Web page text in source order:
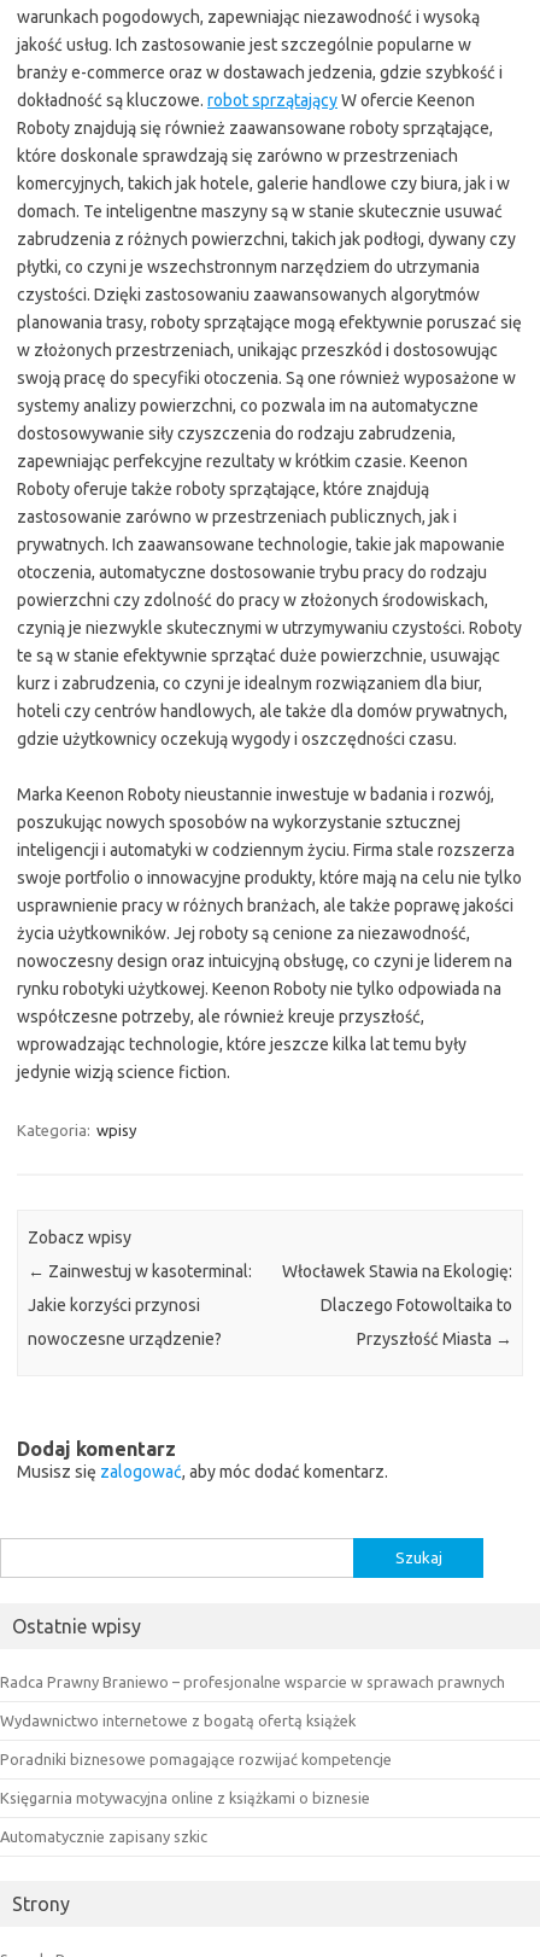
warunkach pogodowych, zapewniając niezawodność i wysoką
jakość usług. Ich zastosowanie jest szczególnie popularne w
branży e-commerce oraz w dostawach jedzenia, gdzie szybkość i
dokładność są kluczowe. robot sprzątającyW ofercie Keenon
Roboty znajdują się również zaawansowane roboty sprzątające,
które doskonale sprawdzają się zarówno w przestrzeniach
komercyjnych, takich jak hotele, galerie handlowe czy biura, jak i w
domach. Te inteligentne maszyny są w stanie skutecznie usuwać
zabrudzenia z różnych powierzchni, takich jak podłogi, dywany czy
płytki, co czyni je wszechstronnym narzędziem do utrzymania
czystości. Dzięki zastosowaniu zaawansowanych algorytmów
planowania trasy, roboty sprzątające mogą efektywnie poruszać się
w złożonych przestrzeniach, unikając przeszkód i dostosowując
swoją pracę do specyfiki otoczenia. Są one również wyposażone w
systemy analizy powierzchni, co pozwala im na automatyczne
dostosowywanie siły czyszczenia do rodzaju zabrudzenia,
zapewniając perfekcyjne rezultaty w krótkim czasie. Keenon
Roboty oferuje także roboty sprzątające, które znajdują
zastosowanie zarówno w przestrzeniach publicznych, jak i
prywatnych. Ich zaawansowane technologie, takie jak mapowanie
otoczenia, automatyczne dostosowanie trybu pracy do rodzaju
powierzchni czy zdolność do pracy w złożonych środowiskach,
czynią je niezwykle skutecznymi w utrzymywaniu czystości. Roboty
te są w stanie efektywnie sprzątać duże powierzchnie, usuwając
kurz i zabrudzenia, co czyni je idealnym rozwiązaniem dla biur,
hoteli czy centrów handlowych, ale także dla domów prywatnych,
gdzie użytkownicy oczekują wygody i oszczędności czasu.
Marka Keenon Roboty nieustannie inwestuje w badania i rozwój,
poszukując nowych sposobów na wykorzystanie sztucznej
inteligencji i automatyki w codziennym życiu. Firma stale rozszerza
swoje portfolio o innowacyjne produkty, które mają na celu nie tylko
usprawnienie pracy w różnych branżach, ale także poprawę jakości
życia użytkowników. Jej roboty są cenione za niezawodność,
nowoczesny design oraz intuicyjną obsługę, co czyni je liderem na
rynku robotyki użytkowej. Keenon Roboty nie tylko odpowiada na
współczesne potrzeby, ale również kreuje przyszłość,
wprowadzając technologie, które jeszcze kilka lat temu były
jedynie wizją science fiction.
Kategoria: wpisy
Zobacz wpisy
← Zainwestuj w kasoterminal:
Jakie korzyści przynosi
nowoczesne urządzenie?
Włocławek Stawia na Ekologię:
Dlaczego Fotowoltaika to
Przyszłość Miasta →
Dodaj komentarz
Musisz się zalogować, aby móc dodać komentarz.
Ostatnie wpisy
Radca Prawny Braniewo – profesjonalne wsparcie w sprawach prawnych
Wydawnictwo internetowe z bogatą ofertą książek
Poradniki biznesowe pomagające rozwijać kompetencje
Księgarnia motywacyjna online z książkami o biznesie
Automatycznie zapisany szkic
Strony